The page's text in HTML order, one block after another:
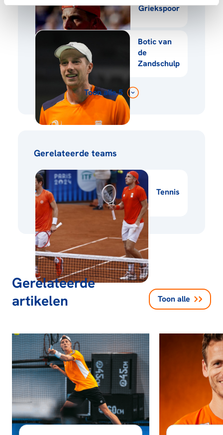
Griekspoor
Botic van
de
Zandschulp
Toon alle 5
Gerelateerde teams
Tennis
Gerelateerde
artikelen
Toon alle